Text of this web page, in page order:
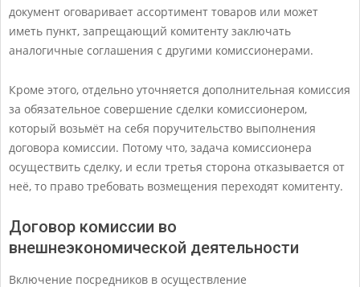
документ оговаривает ассортимент товаров или может
иметь пункт, запрещающий комитенту заключать
аналогичные соглашения с другими комиссионерами.
Кроме этого, отдельно уточняется дополнительная комиссия
за обязательное совершение сделки комиссионером,
который возьмёт на себя поручительство выполнения
договора комиссии. Потому что, задача комиссионера
осуществить сделку, и если третья сторона отказывается от
неё, то право требовать возмещения переходят комитенту.
Договор комиссии во
внешнеэкономической деятельности
Включение посредников в осуществление